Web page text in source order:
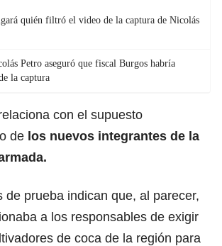
quién filtró el video de la captura de Nicolás
Petro aseguró que fiscal Burgos habría
la captura
con el supuesto
de los nuevos integrantes de la
de prueba indican que, al parecer,
a los responsables de exigir
de coca de la región para